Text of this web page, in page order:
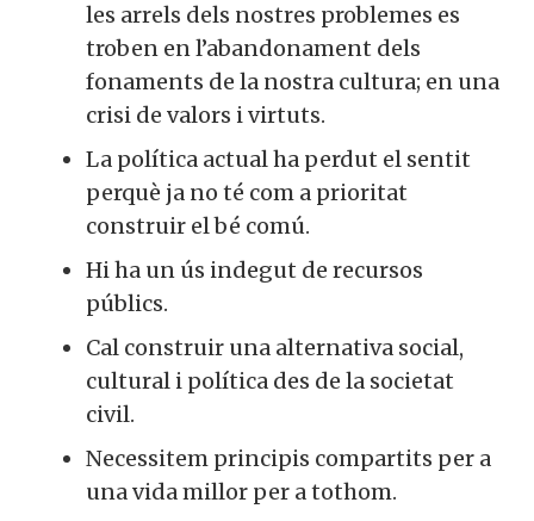
les arrels dels nostres problemes es
troben en l’abandonament dels
fonaments de la nostra cultura; en una
crisi de valors i virtuts.
La política actual ha perdut el sentit
perquè ja no té com a prioritat
construir el bé comú.
Hi ha un ús indegut de recursos
públics.
Cal construir una alternativa social,
cultural i política des de la societat
civil.
Necessitem principis compartits per a
una vida millor per a tothom.